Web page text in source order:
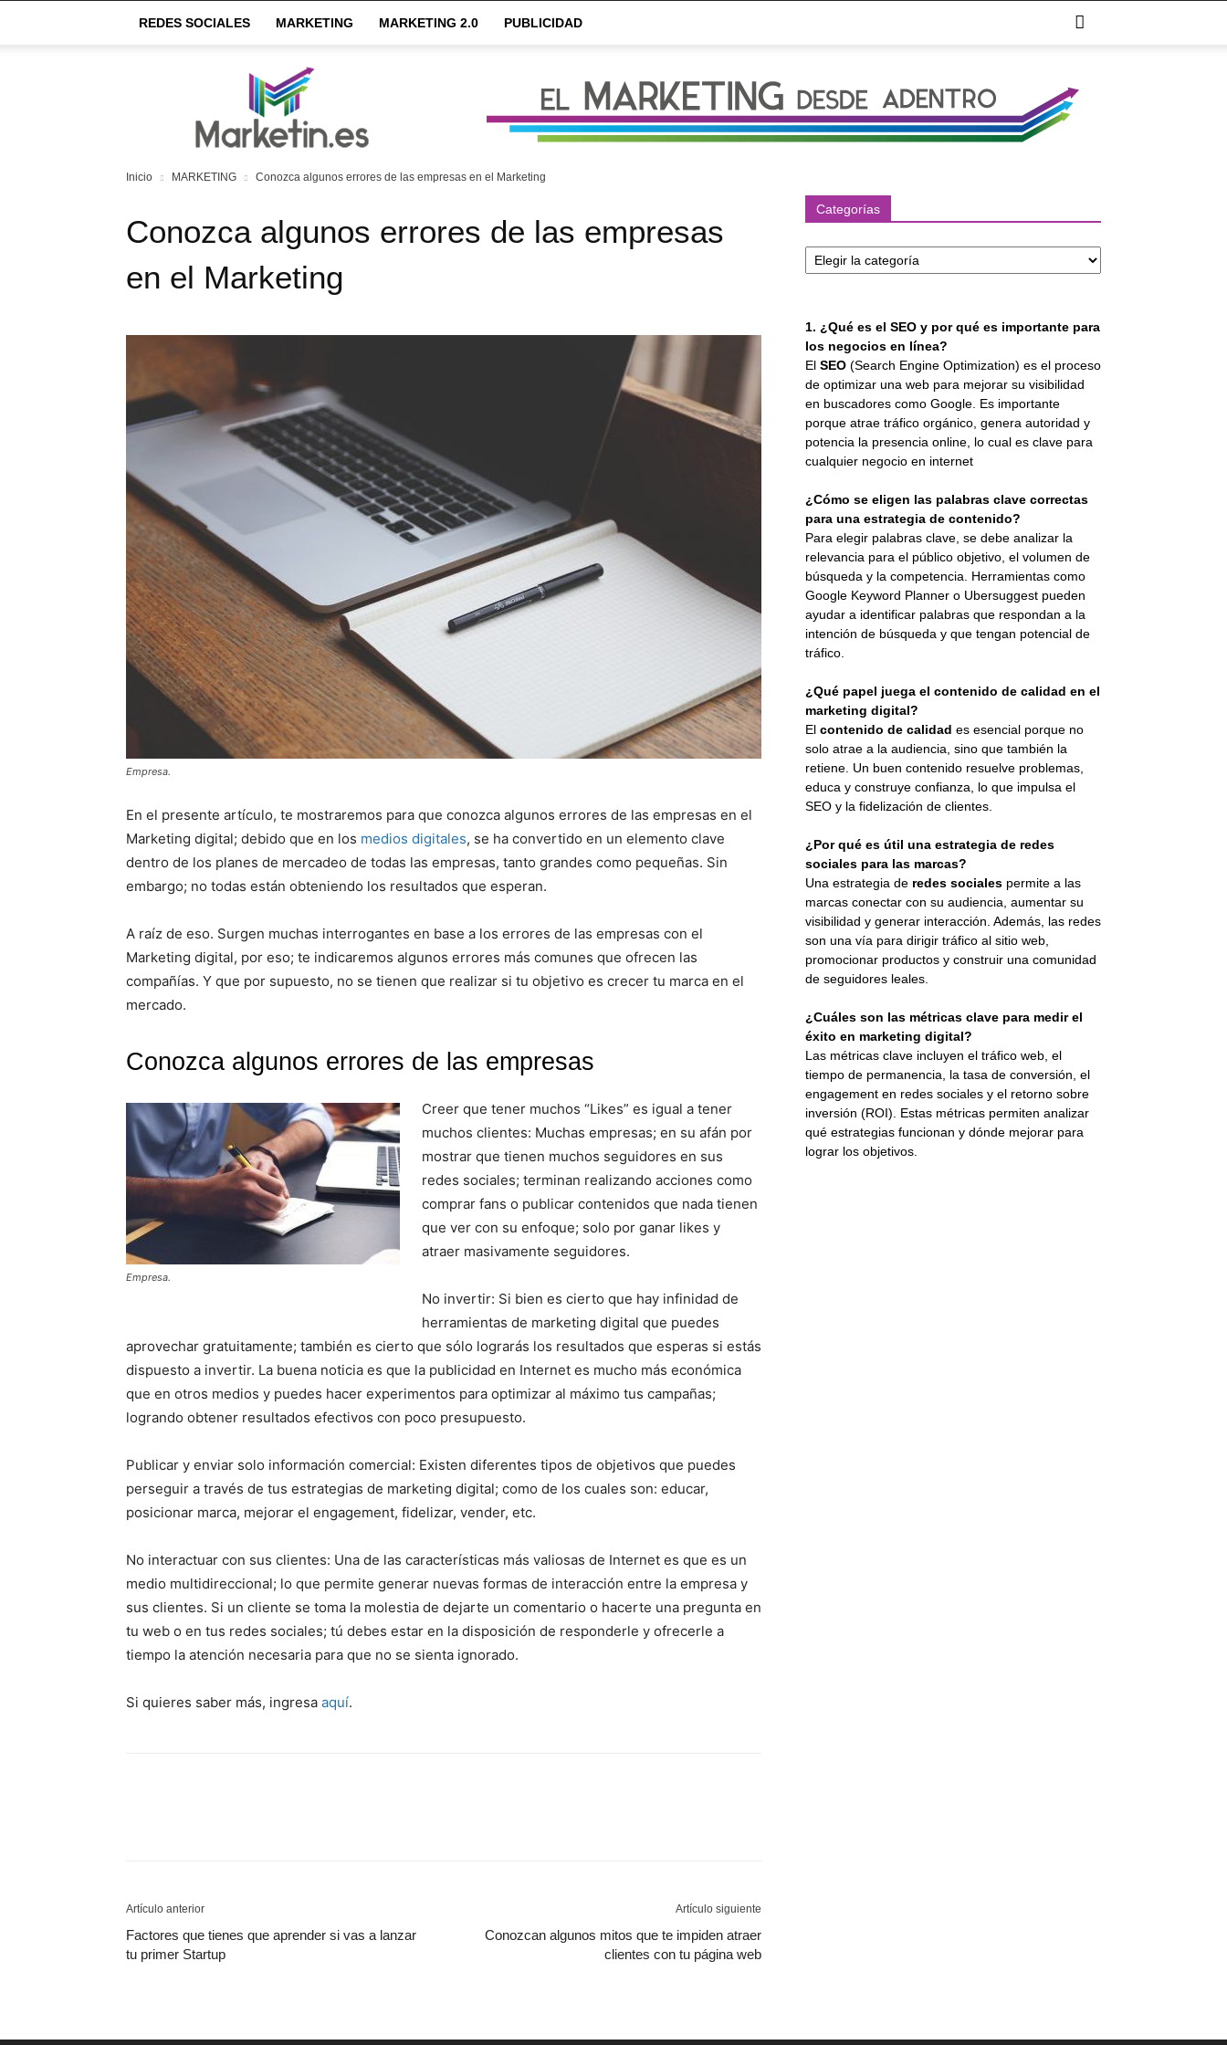
REDES SOCIALES MARKETING MARKETING 2.0 PUBLICIDAD
Inicio MARKETING Conozca algunos errores de las empresas en el Marketing
Conozca algunos errores de las empresas
en el Marketing
Empresa.
En el presente artículo, te mostraremos para que conozca algunos errores de las empresas en el
Marketing digital; debido que en los medios digitales, se ha convertido en un elemento clave
dentro de los planes de mercadeo de todas las empresas, tanto grandes como pequeñas. Sin
embargo; no todas están obteniendo los resultados que esperan.
A raíz de eso. Surgen muchas interrogantes en base a los errores de las empresas con el
Marketing digital, por eso; te indicaremos algunos errores más comunes que ofrecen las
compañías. Y que por supuesto, no se tienen que realizar si tu objetivo es crecer tu marca en el
mercado.
Conozca algunos errores de las empresas
Empresa.
Creer que tener muchos “Likes” es igual a tener
muchos clientes: Muchas empresas; en su afán por
mostrar que tienen muchos seguidores en sus
redes sociales; terminan realizando acciones como
comprar fans o publicar contenidos que nada tienen
que ver con su enfoque; solo por ganar likes y
atraer masivamente seguidores.
No invertir: Si bien es cierto que hay infinidad de
herramientas de marketing digital que puedes
aprovechar gratuitamente; también es cierto que sólo lograrás los resultados que esperas si estás
dispuesto a invertir. La buena noticia es que la publicidad en Internet es mucho más económica
que en otros medios y puedes hacer experimentos para optimizar al máximo tus campañas;
logrando obtener resultados efectivos con poco presupuesto.
Publicar y enviar solo información comercial: Existen diferentes tipos de objetivos que puedes
perseguir a través de tus estrategias de marketing digital; como de los cuales son: educar,
posicionar marca, mejorar el engagement, fidelizar, vender, etc.
No interactuar con sus clientes: Una de las características más valiosas de Internet es que es un
medio multidireccional; lo que permite generar nuevas formas de interacción entre la empresa y
sus clientes. Si un cliente se toma la molestia de dejarte un comentario o hacerte una pregunta en
tu web o en tus redes sociales; tú debes estar en la disposición de responderle y ofrecerle a
tiempo la atención necesaria para que no se sienta ignorado.
Si quieres saber más, ingresa aquí.
Artículo anterior
Factores que tienes que aprender si vas a lanzar
tu primer Startup
Artículo siguiente
Conozcan algunos mitos que te impiden atraer
clientes con tu página web
Categorías
1. ¿Qué es el SEO y por qué es importante para
los negocios en línea?
El SEO (Search Engine Optimization) es el proceso
de optimizar una web para mejorar su visibilidad
en buscadores como Google. Es importante
porque atrae tráfico orgánico, genera autoridad y
potencia la presencia online, lo cual es clave para
cualquier negocio en internet
¿Cómo se eligen las palabras clave correctas
para una estrategia de contenido?
Para elegir palabras clave, se debe analizar la
relevancia para el público objetivo, el volumen de
búsqueda y la competencia. Herramientas como
Google Keyword Planner o Ubersuggest pueden
ayudar a identificar palabras que respondan a la
intención de búsqueda y que tengan potencial de
tráfico.
¿Qué papel juega el contenido de calidad en el
marketing digital?
El contenido de calidad es esencial porque no
solo atrae a la audiencia, sino que también la
retiene. Un buen contenido resuelve problemas,
educa y construye confianza, lo que impulsa el
SEO y la fidelización de clientes.
¿Por qué es útil una estrategia de redes
sociales para las marcas?
Una estrategia de redes sociales permite a las
marcas conectar con su audiencia, aumentar su
visibilidad y generar interacción. Además, las redes
son una vía para dirigir tráfico al sitio web,
promocionar productos y construir una comunidad
de seguidores leales.
¿Cuáles son las métricas clave para medir el
éxito en marketing digital?
Las métricas clave incluyen el tráfico web, el
tiempo de permanencia, la tasa de conversión, el
engagement en redes sociales y el retorno sobre
inversión (ROI). Estas métricas permiten analizar
qué estrategias funcionan y dónde mejorar para
lograr los objetivos.